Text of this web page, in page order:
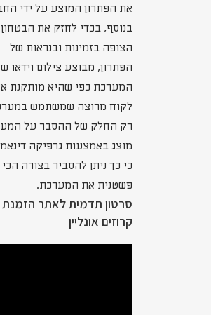
את הפתרון המוצע על ידי
בנוסף, בכדי לחזק את
הצופה בזמינות ובנראות של
הפתרון, מבוצע צילום וידאו
המערכת כפי שהיא מותקנת
לקוח מרוצה שמשתמש
רק החלק של ההסבר על
מוצג באמצעות גרפיקה
כי כך ניתן להסביר בצורה הכי
פשטנית את המערכת.
סרטון תדמית לאתר הזמנת
קרוזים אונליין